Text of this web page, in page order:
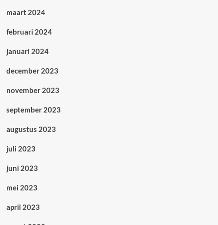
maart 2024
februari 2024
januari 2024
december 2023
november 2023
september 2023
augustus 2023
juli 2023
juni 2023
mei 2023
april 2023